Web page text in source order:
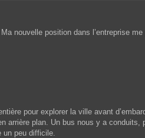
nouvelle position dans l’entreprise
pour explorer la ville avant
arrière plan. Un bus nous y a
un peu difficile.